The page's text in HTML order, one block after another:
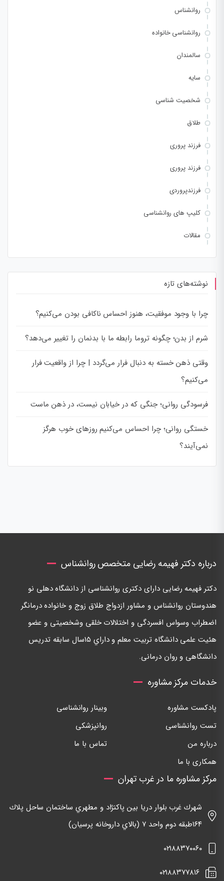
روانشناس
روانشناسی خانواده
سالمندان
سایه
شخصیت شناسی
طلاق
فرزند پروری
فرزند پروری
فرزندپروردی
کلیپ های روانشناسی
مقالات
نوشته‌های تازه
چرا با وجود موفقیت، هنوز احساس ناکافی بودن می‌کنیم؟
شرم از بدن؛ چگونه تروما رابطه ما با بدنمان را تغییر می‌دهد؟
وقتی ذهن خسته به دنبال فرار می‌گردد | چرا از واقعیت فرار
می‌کنیم؟
فرسودگی روانی؛ جنگی که در خیابان نیست، در ذهن ماست
خستگی روانی؛ چرا احساس می‌کنیم روزهای خوب هرگز
نمی‌آیند؟
درباره دکتر فهیمه رضایی متخصص روانشناس
دكتر فهيمه رضايی دارای دكتری روانشناسی از دانشگاه دهلی نو
هندوستان روانشناس و مشاور ازدواج طلاق زوج و خانواده درمانگر
اضطراب وسواس افسردگی و اختلالات خلقی وشخصيتی و عضو
هئيت علمی دانشگاه تربيت معلم و داراي ١٥سال سابقه تدريس
دانشگاهی و روان درمانی.
خدمات مرکز مشاوره
پادکست مشاوره
وبینار روانشناسی
تست روانشناسی
روانپزشکی
درباره من
تماس با ما
همکاری با ما
مرکز مشاوره ما در غرب تهران
شهرك غرب بلوار دريا بين پاكنژاد و مطهري ساختمان ساحل پلاك
١٦٤طبقه دوم واحد ٧ (بالاي داروخانه پرسيان)
٠٢١٨٨٣٧٠٠٦٠
٠٢١٨٨٣٧٧٨١٦